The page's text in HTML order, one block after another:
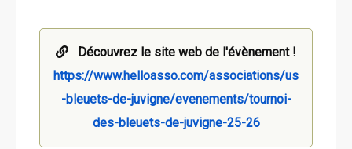
Découvrez le site web de l'évènement !
https://www.helloasso.com/associations/us
-bleuets-de-juvigne/evenements/tournoi-
des-bleuets-de-juvigne-25-26